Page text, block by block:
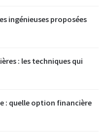
ingénieuses proposées
: les techniques qui
: quelle option financière